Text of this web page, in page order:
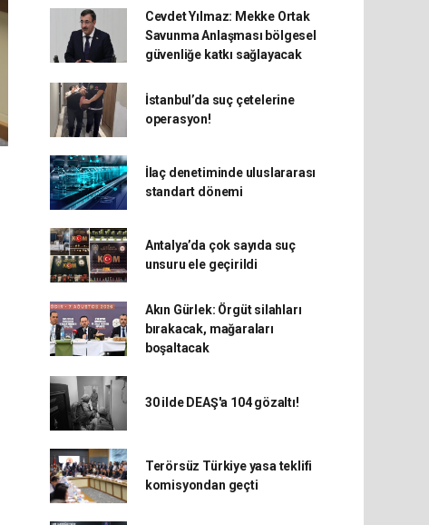
Cevdet Yılmaz: Mekke Ortak
Savunma Anlaşması bölgesel
güvenliğe katkı sağlayacak
İstanbul’da suç çetelerine
operasyon!
İlaç denetiminde uluslararası
standart dönemi
Antalya’da çok sayıda suç
unsuru ele geçirildi
Akın Gürlek: Örgüt silahları
bırakacak, mağaraları
boşaltacak
30 ilde DEAŞ'a 104 gözaltı!
Terörsüz Türkiye yasa teklifi
komisyondan geçti